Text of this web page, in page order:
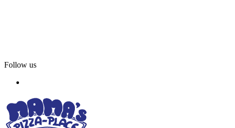
Follow us